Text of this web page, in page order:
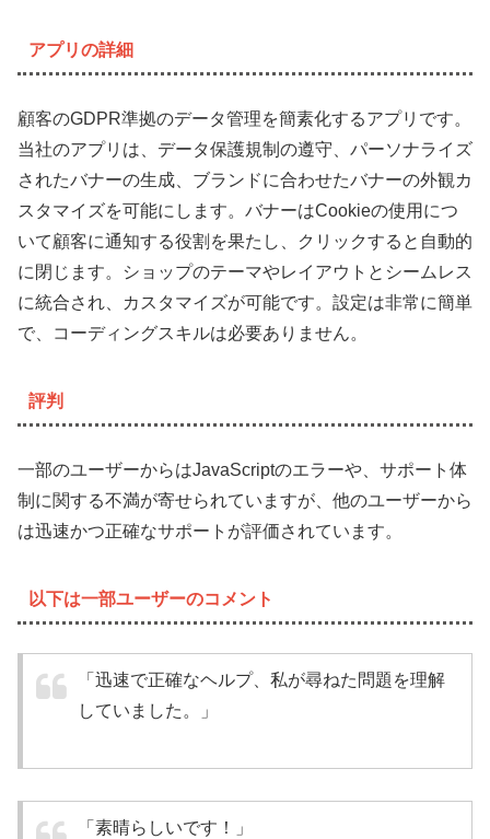
アプリの詳細
顧客のGDPR準拠のデータ管理を簡素化するアプリです。
当社のアプリは、データ保護規制の遵守、パーソナライズ
されたバナーの生成、ブランドに合わせたバナーの外観カ
スタマイズを可能にします。バナーはCookieの使用につ
いて顧客に通知する役割を果たし、クリックすると自動的
に閉じます。ショップのテーマやレイアウトとシームレス
に統合され、カスタマイズが可能です。設定は非常に簡単
で、コーディングスキルは必要ありません。
評判
一部のユーザーからはJavaScriptのエラーや、サポート体
制に関する不満が寄せられていますが、他のユーザーから
は迅速かつ正確なサポートが評価されています。
以下は一部ユーザーのコメント
「迅速で正確なヘルプ、私が尋ねた問題を理解
していました。」
「素晴らしいです！」